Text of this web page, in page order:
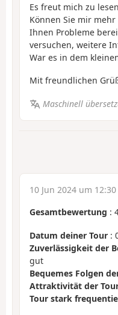
Es freut mich zu
Können Sie mir
Ihnen Probleme
versuchen, weitere
War es in dem
Mit freundlichen
Maschinell
10 Jun 2024 um 12:30
Gesamtbewertung :
Datum deiner Tour :
Zuverlässigkeit der
gut
Bequemes Folgen
Attraktivität der
Tour stark